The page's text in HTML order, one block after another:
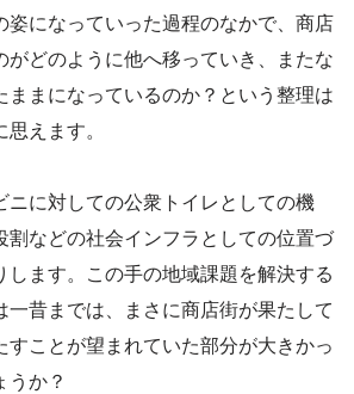
姿になっていった過程のなかで、商店
がどのように他へ移っていき、またな
ままになっているのか？という整理は
えます。
ニに対しての公衆トイレとしての機
割などの社会インフラとしての位置づ
します。この手の地域課題を解決する
一昔までは、まさに商店街が果たして
すことが望まれていた部分が大きかっ
うか？